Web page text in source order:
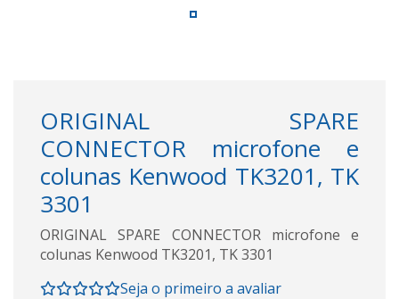
ORIGINAL SPARE
CONNECTOR microfone e
colunas Kenwood TK3201, TK
3301
ORIGINAL SPARE CONNECTOR microfone e
colunas Kenwood TK3201, TK 3301
Seja o primeiro a avaliar